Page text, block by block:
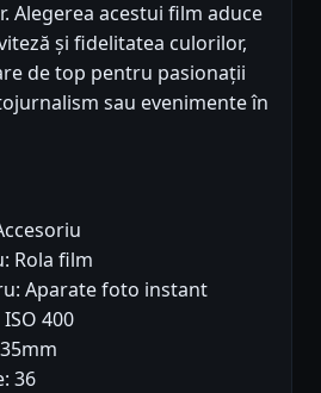
Alegerea acestui film aduce
și fidelitatea culorilor,
de top pentru pasionații
sau evenimente în
Rola film
Aparate foto instant
400
36